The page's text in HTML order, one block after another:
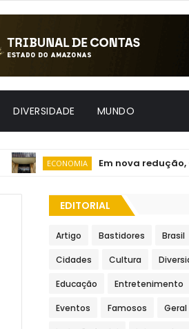
DIVERSIDADE MUNDO
ECONOMIA Em nova redução,
EDITORIAL
Artigo Bastidores Brasil
Cidades Cultura
Educação Entretenimento
Eventos Famosos Geral